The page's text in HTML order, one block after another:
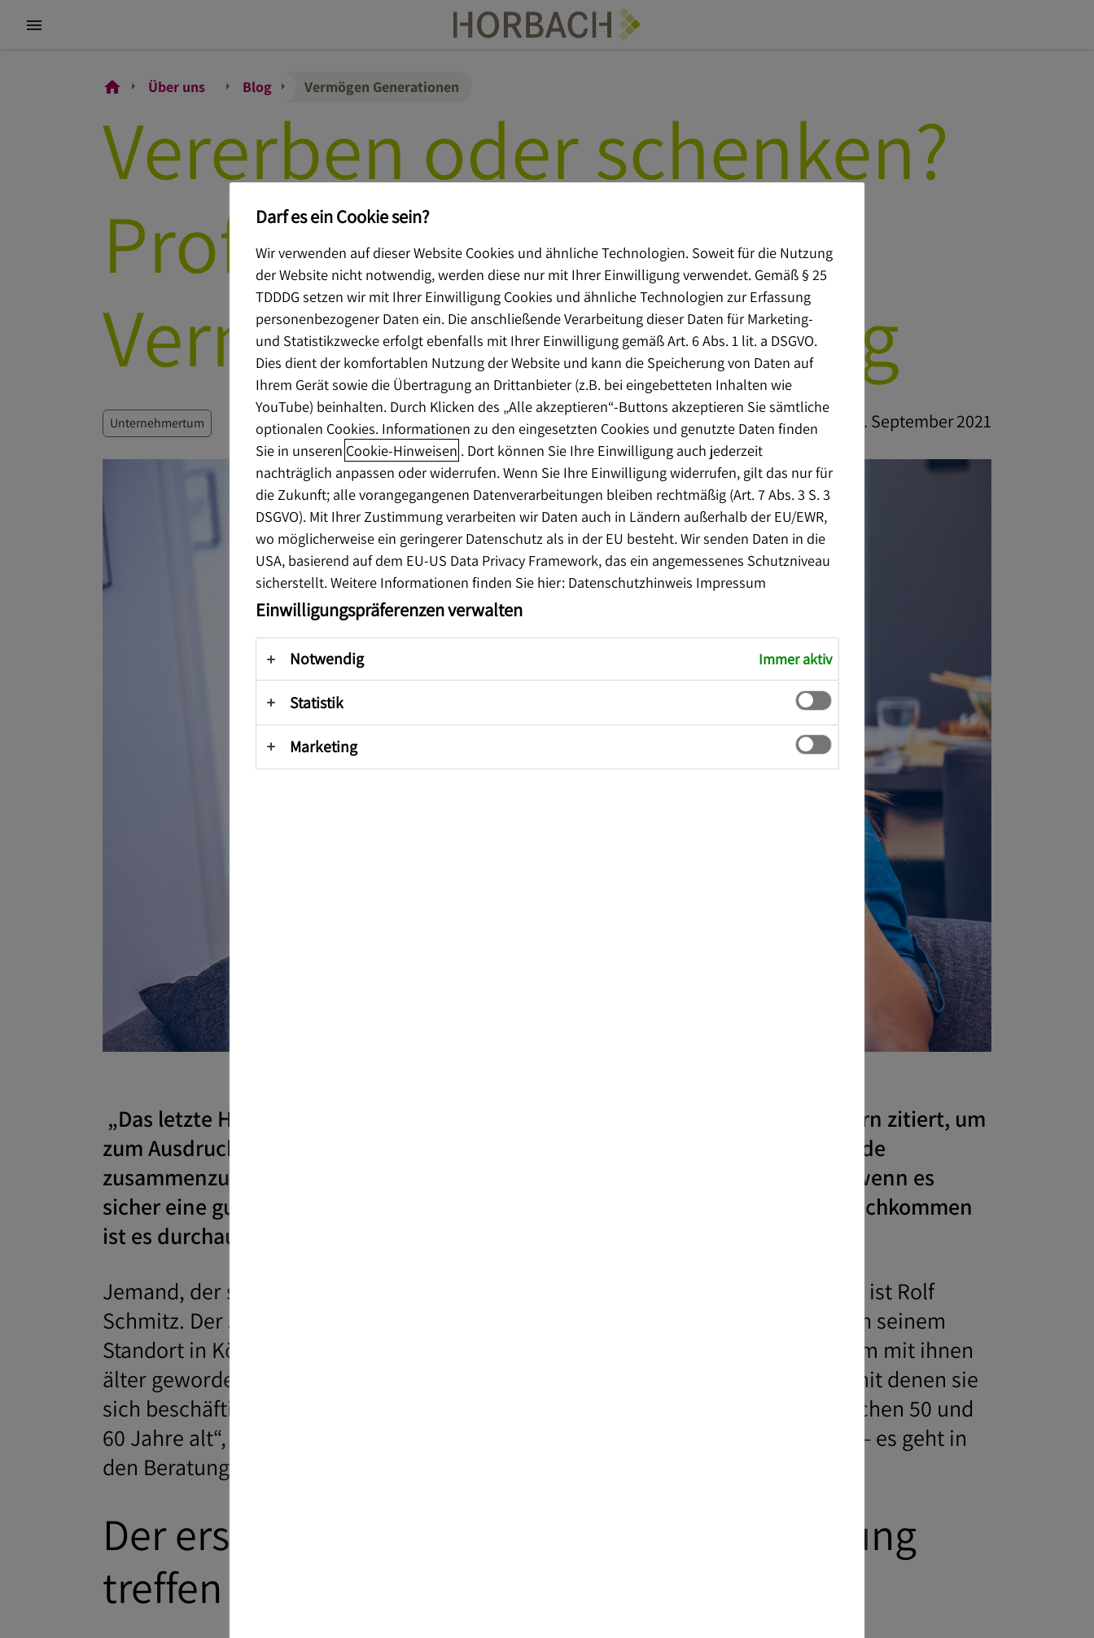
Über uns Blog Vermögen Generationen
Vererben oder schenken?
Profitipps für die
Vermögensübertragung
Unternehmertum 27. September 2021
„Das letzte Hemd hat keine Taschen“, so lautet ein geflügeltes Wort. Es wird gern zitiert, um
zum Ausdruck zu bringen, dass es sich nicht lohnt, alles Geld bis zum Lebensende
zusammenzuhalten – denn mitnehmen kann man es ja doch nicht. Aber auch, wenn es
sicher eine gute Einstellung ist, das eigene Leben zu genießen: Aus Sicht der Nachkommen
ist es durchaus sinnvoll, die Finanzen auch über den Tod hinaus zu planen.
Jemand, der seine Kundinnen und Kunden professionell zu diesem Thema berät, ist Rolf
Schmitz. Der 55-Jährige ist seit 1994 Berater bei Horbach Wirtschaftsberatung. An seinem
Standort in Köln betreut er viele Menschen schon seit Jahrzehnten, ist gemeinsam mit ihnen
älter geworden und hat miterlebt, wie sich die Finanzthemen verändert haben, mit denen sie
sich beschäftigen. „Viele meiner Kundinnen und Kunden sind genau wie ich zwischen 50 und
60 Jahre alt“, erzählt Schmitz. „Das bedeutet, dass wir dieselben Themen haben – es geht in
den Beratungen zunehmend auch um Nachlassfragen.“
Der erste Schritt: Die Grundsatzentscheidung
treffen
Darf es ein Cookie sein?
Wir verwenden auf dieser Website Cookies und ähnliche Technologien. Soweit für die Nutzung
der Website nicht notwendig, werden diese nur mit Ihrer Einwilligung verwendet. Gemäß § 25
TDDDG setzen wir mit Ihrer Einwilligung Cookies und ähnliche Technologien zur Erfassung
personenbezogener Daten ein. Die anschließende Verarbeitung dieser Daten für Marketing-
und Statistikzwecke erfolgt ebenfalls mit Ihrer Einwilligung gemäß Art. 6 Abs. 1 lit. a DSGVO.
Dies dient der komfortablen Nutzung der Website und kann die Speicherung von Daten auf
Ihrem Gerät sowie die Übertragung an Drittanbieter (z.B. bei eingebetteten Inhalten wie
YouTube) beinhalten. Durch Klicken des „Alle akzeptieren“-Buttons akzeptieren Sie sämtliche
optionalen Cookies. Informationen zu den eingesetzten Cookies und genutzte Daten finden
Sie in unseren Cookie-Hinweisen . Dort können Sie Ihre Einwilligung auch jederzeit
nachträglich anpassen oder widerrufen. Wenn Sie Ihre Einwilligung widerrufen, gilt das nur für
die Zukunft; alle vorangegangenen Datenverarbeitungen bleiben rechtmäßig (Art. 7 Abs. 3 S. 3
DSGVO). Mit Ihrer Zustimmung verarbeiten wir Daten auch in Ländern außerhalb der EU/EWR,
wo möglicherweise ein geringerer Datenschutz als in der EU besteht. Wir senden Daten in die
USA, basierend auf dem EU-US Data Privacy Framework, das ein angemessenes Schutzniveau
sicherstellt. Weitere Informationen finden Sie hier: Datenschutzhinweis Impressum
Einwilligungspräferenzen verwalten
Notwendig Immer aktiv
Statistik
Marketing